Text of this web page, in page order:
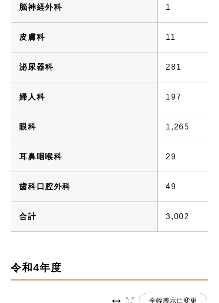
脳神経外科 1
皮膚科 11
泌尿器科 281
婦人科 197
眼科 1,265
耳鼻咽喉科 29
歯科口腔外科 49
合計 3,002
令和4年度
全幅表示に変更